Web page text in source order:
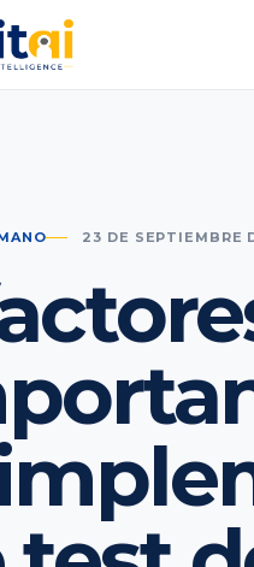
23 DE SEPTIEMBRE